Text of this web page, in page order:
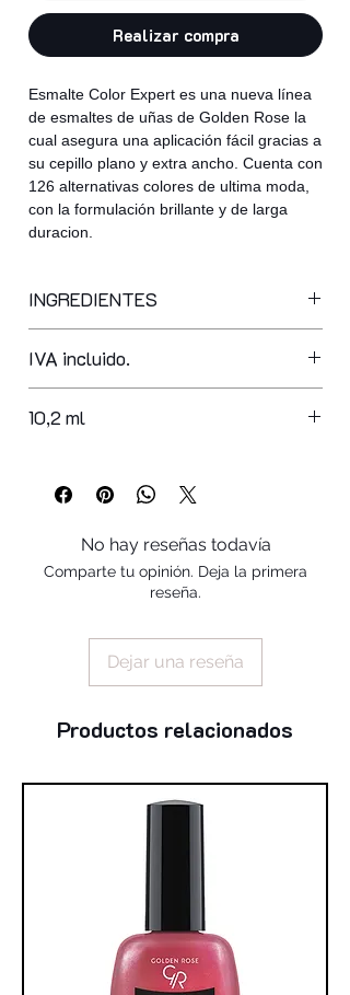
Realizar compra
Esmalte Color Expert es una nueva línea
de esmaltes de uñas de Golden Rose la
cual asegura una aplicación fácil gracias a
su cepillo plano y extra ancho. Cuenta con
126 alternativas colores de ultima moda,
con la formulación brillante y de larga
duracion.
INGREDIENTES
nitrocellulose, adipic acid/neopentyl
glycol/trimellitic anhydride copolymer,
acetyl tributyl citrate, isopropyl
styrene/acrylates copolymer, n-butyl
alcohol, silica, benzophenone-1,
trimethylpentanediyl dibenzoate,
polyvinyl butyral
IVA incluido.
10,2 ml
No hay reseñas todavía
Comparte tu opinión. Deja la primera
reseña.
Dejar una reseña
Productos relacionados